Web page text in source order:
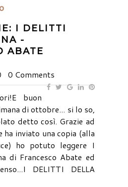
I DELITTI
-
ABATE
0 Comments
buon
di ottobre... si lo so,
detto così. Grazie ad
ha inviato una copia (alla
ho potuto leggere I
di Francesco Abate ed
DELITTI DELLA